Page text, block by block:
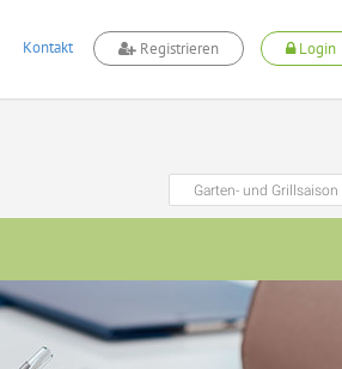
Kontakt Registrieren Login
Garten- und Grillsaison